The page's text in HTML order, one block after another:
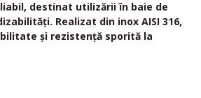
destinat utilizării în baie de
Realizat din inox AISI 316,
și rezistență sporită la